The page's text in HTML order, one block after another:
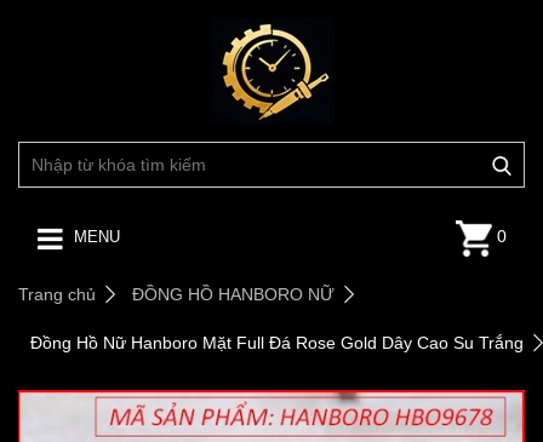
MENU 0
Trang chủ ĐỒNG HỒ HANBORO NỮ
Đồng Hồ Nữ Hanboro Mặt Full Đá Rose Gold Dây Cao Su Trắng